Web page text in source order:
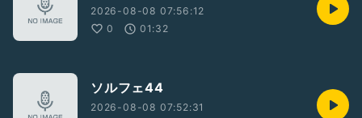
2026-08-08 07:56:12
0
01:32
ソルフェ44
2026-08-08 07:52:31